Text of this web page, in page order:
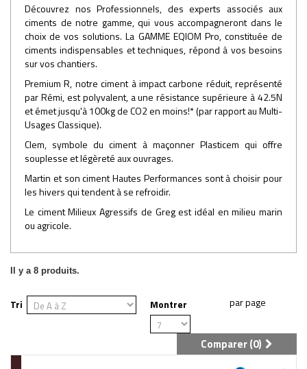
Découvrez nos Professionnels, des experts associés aux
ciments de notre gamme, qui vous accompagneront dans le
choix de vos solutions. La GAMME EQIOM Pro, constituée de
ciments indispensables et techniques, répond à vos besoins
sur vos chantiers.
Premium R, notre ciment à impact carbone réduit, représenté
par Rémi, est polyvalent, a une résistance supérieure à 42.5N
et émet jusqu'à 100kg de CO2 en moins!* (par rapport au Multi-
Usages Classique).
Clem, symbole du ciment à maçonner Plasticem qui offre
souplesse et légèreté aux ouvrages.
Martin et son ciment Hautes Performances sont à choisir pour
les hivers qui tendent à se refroidir.
Le ciment Milieux Agressifs de Greg est idéal en milieu marin
ou agricole.
Il y a 8 produits.
Tri Montrer
Comparer (0)